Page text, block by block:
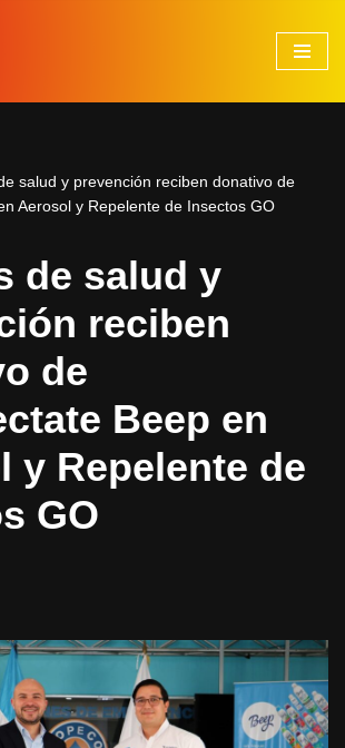
salud y prevención reciben donativo de
Aerosol y Repelente de Insectos GO
de salud y
reciben
de
Beep en
y Repelente de
GO